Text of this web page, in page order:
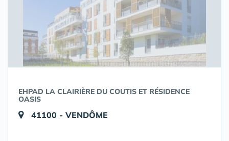
EHPAD LA CLAIRIÈRE DU COUTIS ET RÉSIDENCE
OASIS
41100 - VENDÔME